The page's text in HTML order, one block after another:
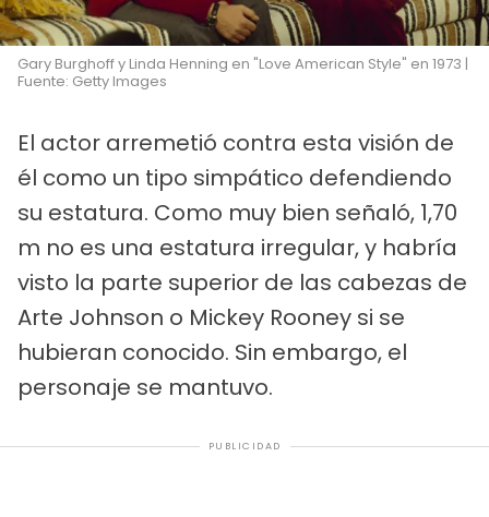
Gary Burghoff y Linda Henning en "Love American Style" en 1973 |
Fuente: Getty Images
El actor arremetió contra esta visión de
él como un tipo simpático defendiendo
su estatura. Como muy bien señaló, 1,70
m no es una estatura irregular, y habría
visto la parte superior de las cabezas de
Arte Johnson o Mickey Rooney si se
hubieran conocido. Sin embargo, el
personaje se mantuvo.
PUBLICIDAD